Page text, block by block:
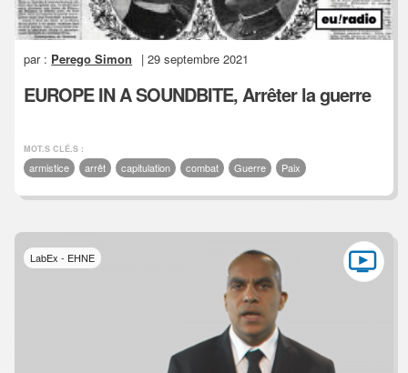
par : Perego Simon | 29 septembre 2021
EUROPE IN A SOUNDBITE, Arrêter la guerre
MOT.S CLÉ.S :
armistice arrêt capitulation combat Guerre Paix
LabEx - EHNE